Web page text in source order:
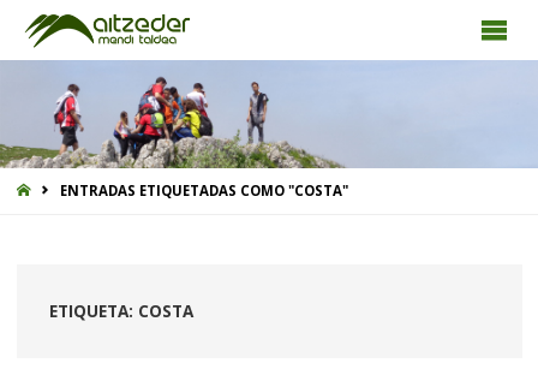
INICIOENTRADAS ETIQUETADAS COMO "COSTA"
ETIQUETA: COSTA